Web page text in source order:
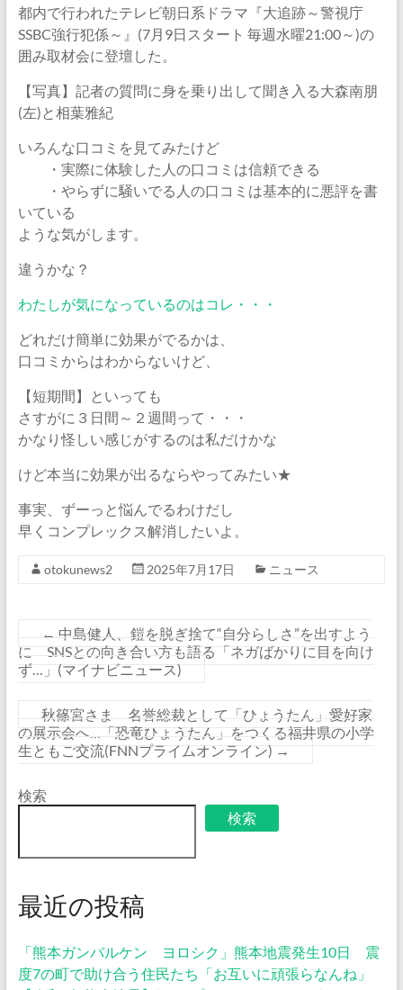
都内で行われたテレビ朝日系ドラマ『大追跡～警視庁
SSBC強行犯係～』(7月9日スタート 毎週水曜21:00～)の
囲み取材会に登壇した。
【写真】記者の質問に身を乗り出して聞き入る大森南朋
(左)と相葉雅紀
いろんな口コミを見てみたけど
・実際に体験した人の口コミは信頼できる
・やらずに騒いでる人の口コミは基本的に悪評を書
いている
ような気がします。
違うかな？
わたしが気になっているのはコレ・・・
どれだけ簡単に効果がでるかは、
口コミからはわからないけど、
【短期間】といっても
さすがに３日間～２週間って・・・
かなり怪しい感じがするのは私だけかな
けど本当に効果が出るならやってみたい★
事実、ずーっと悩んでるわけだし
早くコンプレックス解消したいよ。
otokunews2 2025年7月17日 ニュース
← 中島健人、鎧を脱ぎ捨て“自分らしさ”を出すよう
に SNSとの向き合い方も語る「ネガばかりに目を向け
ず…」(マイナビニュース)
秋篠宮さま 名誉総裁として「ひょうたん」愛好家
の展示会へ…「恐竜ひょうたん」をつくる福井県の小学
生ともご交流(FNNプライムオンライン) →
検索
検索
最近の投稿
「熊本ガンバルケン ヨロシク」熊本地震発生10日 震
度7の町で助け合う住民たち「お互いに頑張らなんね」